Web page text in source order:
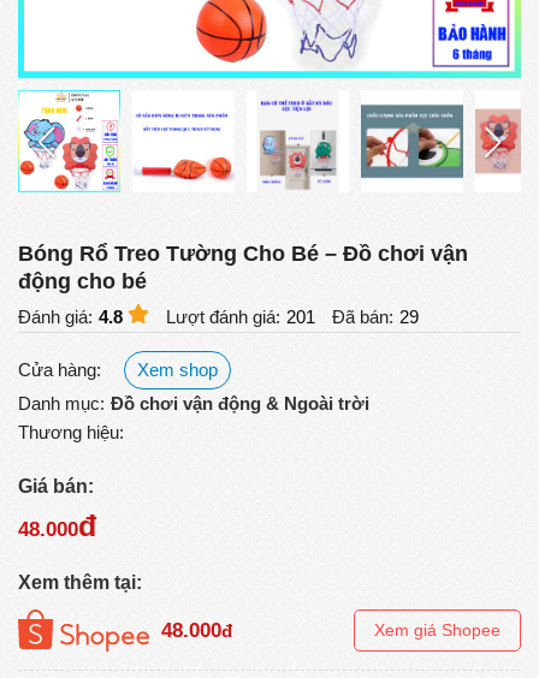
Bóng Rổ Treo Tường Cho Bé – Đồ chơi vận
động cho bé
Đánh giá: 4.8 Lượt đánh giá: 201 Đã bán: 29
Cửa hàng:
Xem shop
Danh mục: Đồ chơi vận động & Ngoài trời
Thương hiệu:
Giá bán:
48.000đ
Xem thêm tại:
48.000đ Xem giá Shopee